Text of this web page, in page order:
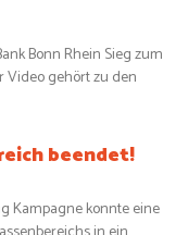
Bonn Rhein Sieg zum
Video gehört zu den
beendet!
Kampagne konnte eine